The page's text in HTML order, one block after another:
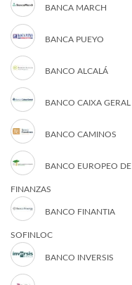
BANCA MARCH
BANCA PUEYO
BANCO ALCALÁ
BANCO CAIXA GERAL
BANCO CAMINOS
BANCO EUROPEO DE
FINANZAS
BANCO FINANTIA
SOFINLOC
BANCO INVERSIS